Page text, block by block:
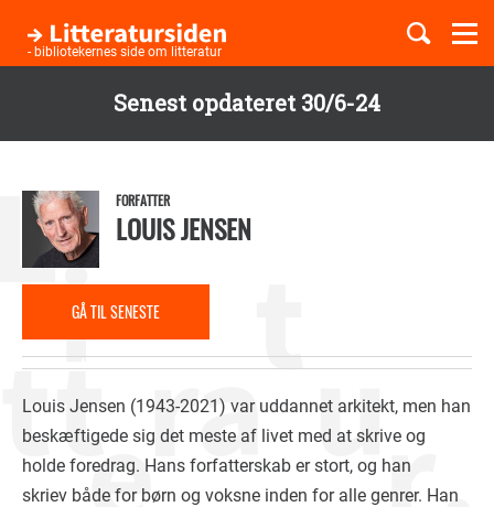
Senest opdateret 30/6-24
hovedindhold
- bibliotekernes side om litteratur
Børnebøger
GÅ TIL SENESTE
ANMELDELSE
FORFATTER
LOUIS JENSEN
Louis Jensen (1943-2021) var uddannet arkitekt, men han
beskæftigede sig det meste af livet med at skrive og
holde foredrag. Hans forfatterskab er stort, og han
skriev både for børn og voksne inden for alle genrer. Han